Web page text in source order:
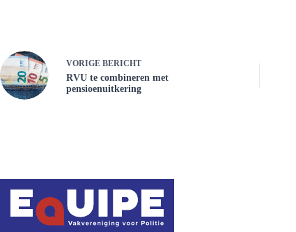
VORIGE BERICHT
RVU te combineren met
pensioenuitkering